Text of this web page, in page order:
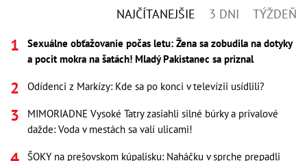
NAJČÍTANEJŠIE 3 DNI TÝŽDEŇ
Sexuálne obťažovanie počas letu: Žena sa zobudila na dotyky
a pocit mokra na šatách! Mladý Pakistanec sa priznal
Odídenci z Markízy: Kde sa po konci v televízii usídlili?
MIMORIADNE Vysoké Tatry zasiahli silné búrky a prívalové
dažde: Voda v mestách sa valí ulicami!
ŠOKY na prešovskom kúpalisku: Naháčku v sprche prepadli